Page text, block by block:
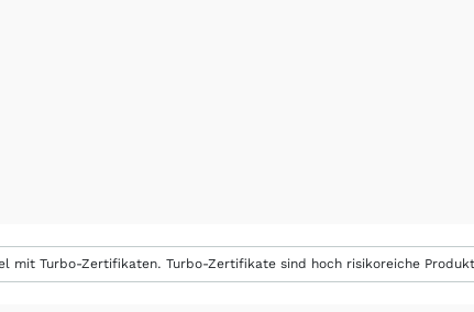
mit Turbo-Zertifikaten. Turbo-Zertifikate sind hoch risikoreiche